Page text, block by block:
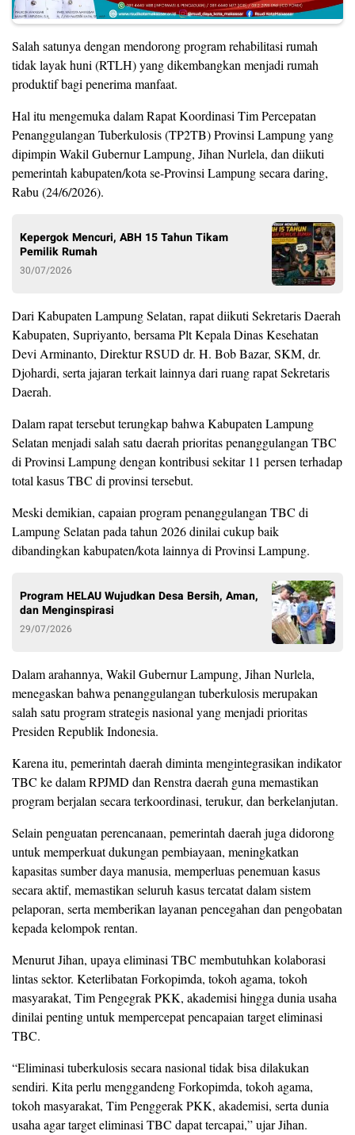
Salah satunya dengan mendorong program rehabilitasi rumah
tidak layak huni (RTLH) yang dikembangkan menjadi rumah
produktif bagi penerima manfaat.
Hal itu mengemuka dalam Rapat Koordinasi Tim Percepatan
Penanggulangan Tuberkulosis (TP2TB) Provinsi Lampung yang
dipimpin Wakil Gubernur Lampung, Jihan Nurlela, dan diikuti
pemerintah kabupaten/kota se-Provinsi Lampung secara daring,
Rabu (24/6/2026).
Kepergok Mencuri, ABH 15 Tahun Tikam
Pemilik Rumah
30/07/2026
Dari Kabupaten Lampung Selatan, rapat diikuti Sekretaris Daerah
Kabupaten, Supriyanto, bersama Plt Kepala Dinas Kesehatan
Devi Arminanto, Direktur RSUD dr. H. Bob Bazar, SKM, dr.
Djohardi, serta jajaran terkait lainnya dari ruang rapat Sekretaris
Daerah.
Dalam rapat tersebut terungkap bahwa Kabupaten Lampung
Selatan menjadi salah satu daerah prioritas penanggulangan TBC
di Provinsi Lampung dengan kontribusi sekitar 11 persen terhadap
total kasus TBC di provinsi tersebut.
Meski demikian, capaian program penanggulangan TBC di
Lampung Selatan pada tahun 2026 dinilai cukup baik
dibandingkan kabupaten/kota lainnya di Provinsi Lampung.
Program HELAU Wujudkan Desa Bersih, Aman,
dan Menginspirasi
29/07/2026
Dalam arahannya, Wakil Gubernur Lampung, Jihan Nurlela,
menegaskan bahwa penanggulangan tuberkulosis merupakan
salah satu program strategis nasional yang menjadi prioritas
Presiden Republik Indonesia.
Karena itu, pemerintah daerah diminta mengintegrasikan indikator
TBC ke dalam RPJMD dan Renstra daerah guna memastikan
program berjalan secara terkoordinasi, terukur, dan berkelanjutan.
Selain penguatan perencanaan, pemerintah daerah juga didorong
untuk memperkuat dukungan pembiayaan, meningkatkan
kapasitas sumber daya manusia, memperluas penemuan kasus
secara aktif, memastikan seluruh kasus tercatat dalam sistem
pelaporan, serta memberikan layanan pencegahan dan pengobatan
kepada kelompok rentan.
Menurut Jihan, upaya eliminasi TBC membutuhkan kolaborasi
lintas sektor. Keterlibatan Forkopimda, tokoh agama, tokoh
masyarakat, Tim Pengegrak PKK, akademisi hingga dunia usaha
dinilai penting untuk mempercepat pencapaian target eliminasi
TBC.
“Eliminasi tuberkulosis secara nasional tidak bisa dilakukan
sendiri. Kita perlu menggandeng Forkopimda, tokoh agama,
tokoh masyarakat, Tim Penggerak PKK, akademisi, serta dunia
usaha agar target eliminasi TBC dapat tercapai,” ujar Jihan.